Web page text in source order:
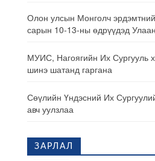
Олон улсын Монголч
сарын 10-13-ны өдрүүдэд
МУИС, Нагоягийн Их Сургууль
шинэ шатанд гаргана
Сөүлийн Үндэсний Их
авч уулзлаа
ЗАРЛАЛ